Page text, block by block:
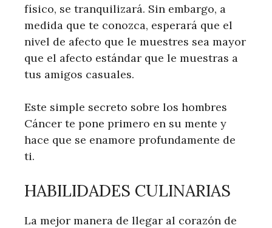
físico, se tranquilizará. Sin embargo, a
medida que te conozca, esperará que el
nivel de afecto que le muestres sea mayor
que el afecto estándar que le muestras a
tus amigos casuales.
Este simple secreto sobre los hombres
Cáncer te pone primero en su mente y
hace que se enamore profundamente de
ti.
HABILIDADES CULINARIAS
La mejor manera de llegar al corazón de